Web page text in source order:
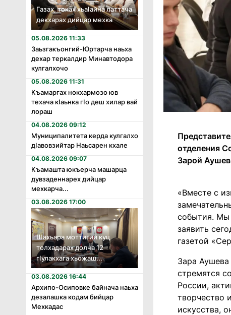
Газах, токах хьаӏайна латтача
декхарах дийцар мехка
05.08.2026 11:33
Заьзгакъонгий-Юртарча наьха
дехар теркалдир Минавтодора
кулгалхочо
05.08.2026 11:31
Къамаргах нокхармозо юв
техача кӏаьнка гӏо деш хилар вай
лораш
04.08.2026 09:12
Муниципалитета керда кулгалхо
дӏавовзийтар Наьсарен кхале
04.08.2026 09:07
Къамашта юкъерча машарца
дувзаденнарех дийцар
мехкарча...
03.08.2026 17:00
Шахьара моттигий куц
толхадарах долча 12
гӏулакхага хьожаш...
03.08.2026 16:44
Архипо-Осиповке байнача наьха
дезалашка кодам бийцар
Мехкадас
отделения
Зарой
«Вместе с
события. Мы
заявить
газетой
Зара
стремятся
России,
творчество
искусства,